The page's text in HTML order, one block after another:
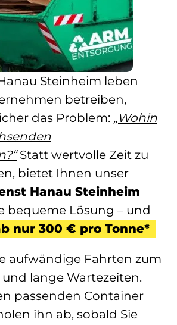
Steinheim leben
betreiben,
das Problem: „Wohin
Statt wertvolle Zeit zu
bietet Ihnen unser
Hanau Steinheim
bequeme Lösung – und
nur 300 € pro Tonne*
aufwändige Fahrten zum
lange Wartezeiten.
passenden Container
ihn ab, sobald Sie